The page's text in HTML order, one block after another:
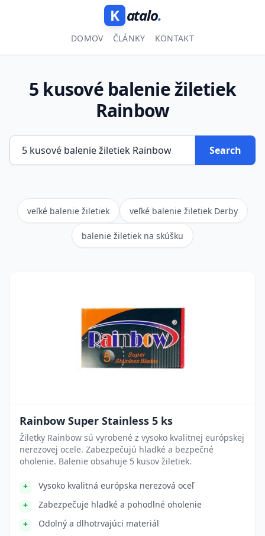
K atalo.
DOMOV ČLÁNKY KONTAKT
5 kusové balenie žiletiek
Rainbow
Search
veľké balenie žiletiek veľké balenie žiletiek Derby
balenie žiletiek na skúšku
Rainbow Super Stainless 5 ks
Žiletky Rainbow sú vyrobené z vysoko kvalitnej európskej
nerezovej ocele. Zabezpečujú hladké a bezpečné
oholenie. Balenie obsahuje 5 kusov žiletiek.
Vysoko kvalitná európska nerezová oceľ
Zabezpečuje hladké a pohodlné oholenie
Odolný a dlhotrvajúci materiál